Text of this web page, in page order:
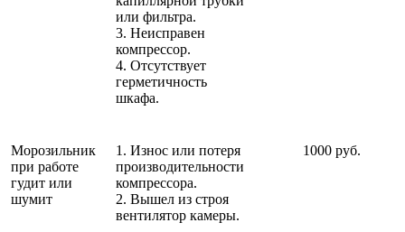
или фильтра.
3. Неисправен
компрессор.
4. Отсутствует
герметичность
шкафа.
Морозильник
при работе
гудит или
шумит
1. Износ или потеря
производительности
компрессора.
2. Вышел из строя
вентилятор камеры.
1000 руб.